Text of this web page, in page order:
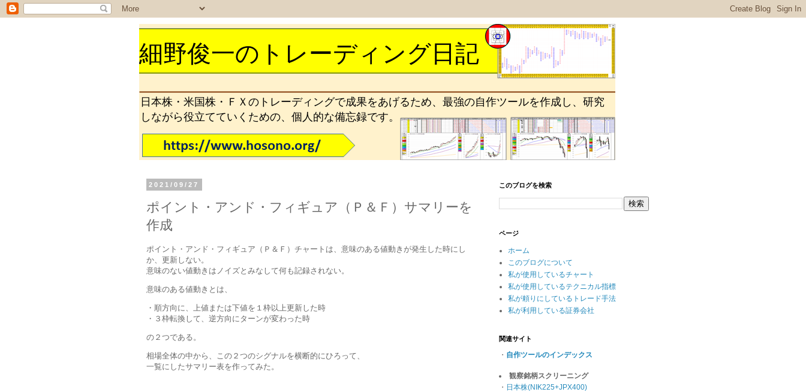
細野俊一のトレーディング日記
日本株・米国株・ＦＸのトレーディングで成果をあげるため、最強の自作ツールを作成し、研究
しながら役立てていくための、個人的な備忘録です。
2021/09/27
ポイント・アンド・フィギュア（Ｐ＆Ｆ）サマリーを
作成
ポイント・アンド・フィギュア（Ｐ＆Ｆ）チャートは、意味のある値動きが発生した時にし
か、更新しない。
意味のない値動きはノイズとみなして何も記録されない。
意味のある値動きとは、
・順方向に、上値または下値を１枠以上更新した時
・３枠転換して、逆方向にターンが変わった時
の２つである。
相場全体の中から、この２つのシグナルを横断的にひろって、
一覧にしたサマリー表を作ってみた。
このブログを検索
ページ
ホーム
このブログについて
私が使用しているチャート
私が使用しているテクニカル指標
私が頼りにしているトレード手法
私が利用している証券会社
関連サイト
・ 自作ツールのインデックス
観察銘柄スクリーニング
・ 日本株(NIK225+JPX400)